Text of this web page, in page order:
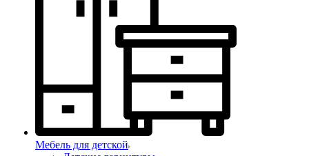
Мебель для детской